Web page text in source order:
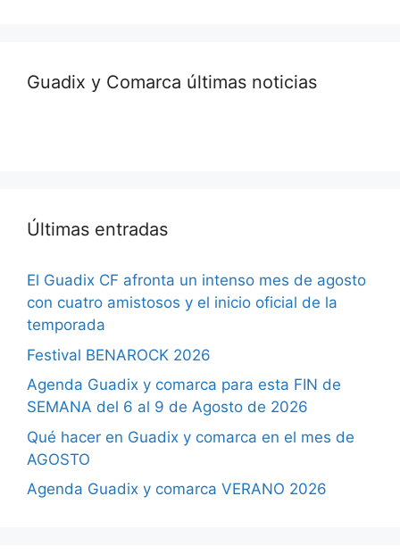
Guadix y Comarca últimas noticias
Últimas entradas
El Guadix CF afronta un intenso mes de agosto
con cuatro amistosos y el inicio oficial de la
temporada
Festival BENAROCK 2026
Agenda Guadix y comarca para esta FIN de
SEMANA del 6 al 9 de Agosto de 2026
Qué hacer en Guadix y comarca en el mes de
AGOSTO
Agenda Guadix y comarca VERANO 2026